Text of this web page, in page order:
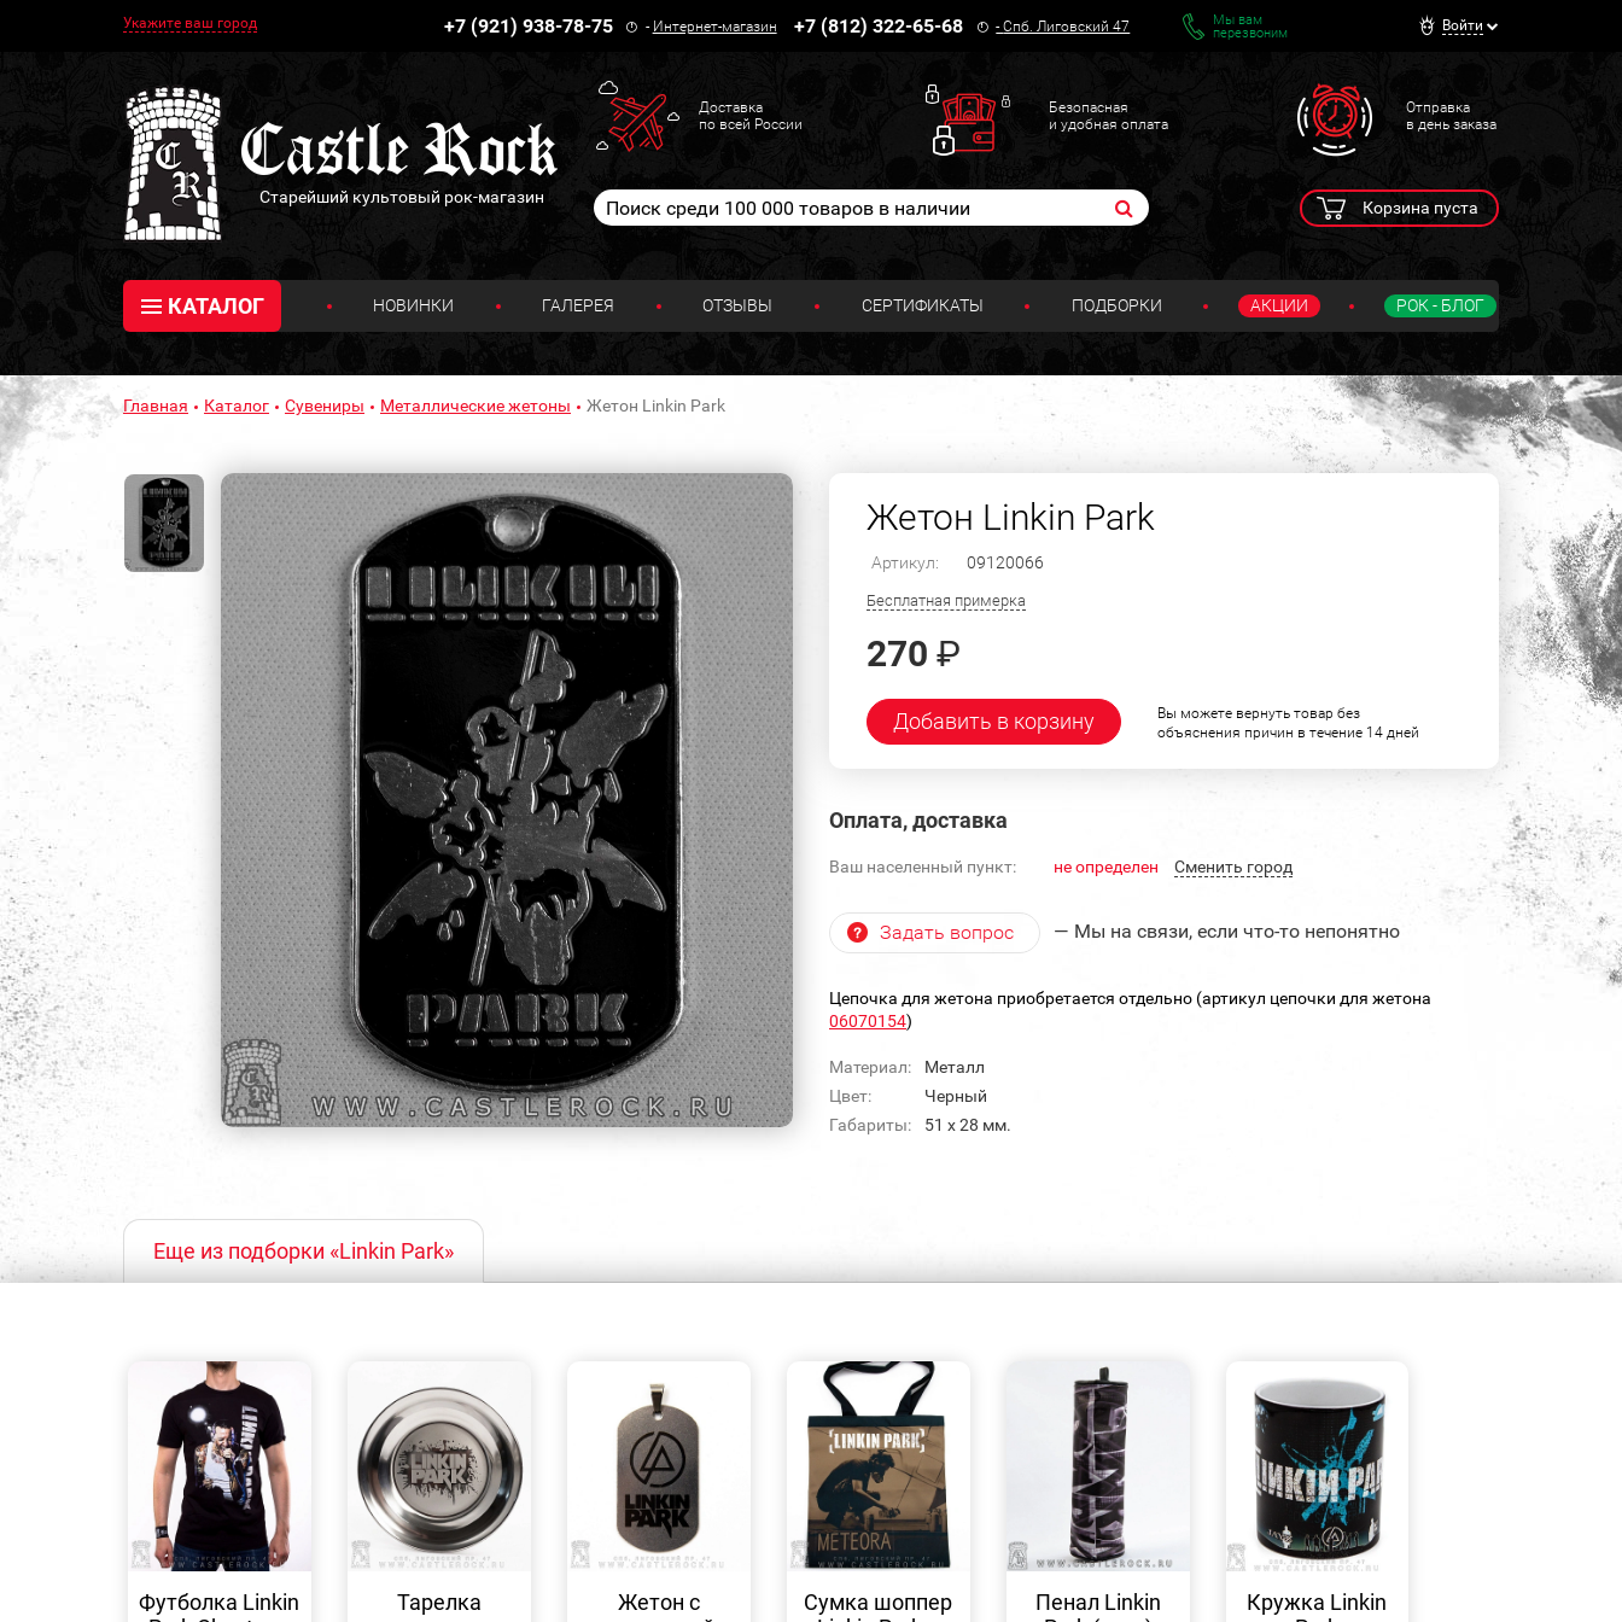
Укажите ваш город +7 (921) 938-78-75 - Интернет-магазин +7 (812) 322-65-68 -Спб. Лиговский 47
Мы вам
перезвоним
Войти
Старейший культовый рок-магазин
Доставка
по всей России
Безопасная
и удобная оплата
Отправка
в день заказа
Корзина пуста
КАТАЛОГ НОВИНКИ ГАЛЕРЕЯ ОТЗЫВЫ СЕРТИФИКАТЫ ПОДБОРКИ АКЦИИ РОК - БЛОГ
Главная Каталог Сувениры Металлические жетоны Жетон Linkin Park
Жетон Linkin Park
Артикул: 09120066
Бесплатная примерка
270 ₽
Добавить в корзину
Вы можете вернуть товар без
объяснения причин в течение 14 дней
Оплата, доставка
Ваш населенный пункт: не определен Cменить город
Задать вопрос — Мы на связи, если что-то непонятно
Цепочка для жетона приобретается отдельно (артикул цепочки для жетона
06070154)
Материал:
Металл
Цвет:
Черный
Габариты:
51 х 28 мм.
Еще из подборки «Linkin Park»
ПРОСМОТР
Футболка Linkin
Тарелка
Жетон с
Сумка шоппер
ПРОСМОТР
Пенал Linkin
ПРОСМОТР
Кружка Linkin